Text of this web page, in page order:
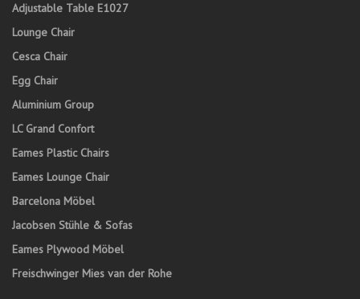
Adjustable Table E1027
Lounge Chair
Cesca Chair
Egg Chair
Aluminium Group
LC Grand Confort
Eames Plastic Chairs
Eames Lounge Chair
Barcelona Möbel
Jacobsen Stühle & Sofas
Eames Plywood Möbel
Freischwinger Mies van der Rohe